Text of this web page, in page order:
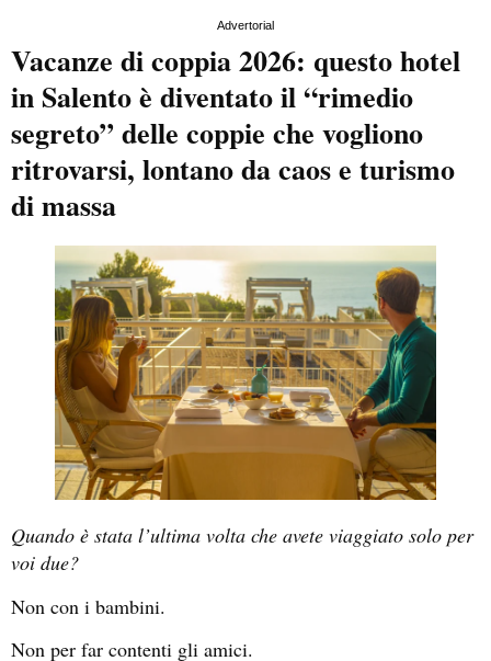
Advertorial
Vacanze di coppia 2026: questo hotel
in Salento è diventato il “rimedio
segreto” delle coppie che vogliono
ritrovarsi, lontano da caos e turismo
di massa
Quando è stata l’ultima volta che avete viaggiato solo per
voi due?
Non con i bambini.
Non per far contenti gli amici.